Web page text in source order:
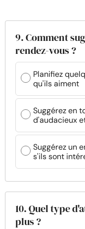
9. Comment
rendez-vous ?
Planifiez
qu'ils aiment
Suggérez en
d'audacieux
Suggérez un
s'ils sont
10. Quel type
plus ?